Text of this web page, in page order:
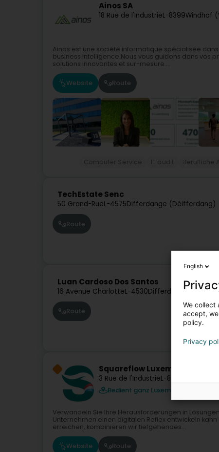
Ainos SA
18 Rue de l'IndustrieL-8399Windhof
Ainos est une société informatique spécialisée
business intelligence.Nous vous guidons dans vos
solutions innovantes et sur-mesure....
Website Route
TechEstate Senc
50 Grand-RueL-4575Differdange (Déifferdang)
Route
Luan Cardoso Dos Santos
16 Avenue CharlotteL-4530Differdange
Route
Squareflow Luxembourg Sàrl
3 Rue de l'IndustrieL-8399
Bedient ganz Luxemburg
Verwandeln Sie Ihre Herausforderungen in
Unternehmen einen digitalen Reflex entwickeln
erreichen, kombinieren wir tiefgehendes...
Website Route
English
We collect
accept,
policy.
Privacy